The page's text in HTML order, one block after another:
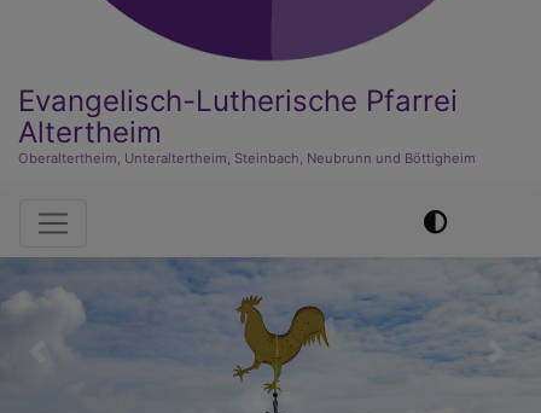
Evangelisch-Lutherische Pfarrei
Altertheim
Oberaltertheim, Unteraltertheim, Steinbach, Neubrunn und Böttigheim
Hauptnavigation
Previous Next